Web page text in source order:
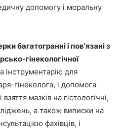
допомогу і моральну
багатогранні і пов'язані з
гінекологічної
інструментарію для
гінеколога, і допомога
мазків на гістологічні,
а також виписки на
фахівців, і